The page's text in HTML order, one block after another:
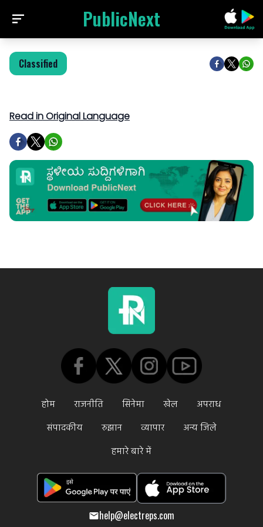
PublicNext
Classified
Read in Original Language
होम राजनीति सिनेमा खेल
अपराध
संपादकीय
रुझान व्यापार
अन्य जिले
हमारे बारे में
help@electreps.com